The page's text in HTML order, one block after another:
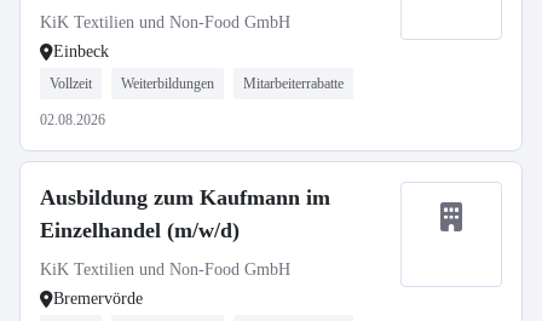
KiK Textilien und Non-Food GmbH
Einbeck
Vollzeit Weiterbildungen Mitarbeiterrabatte
02.08.2026
Ausbildung zum Kaufmann im
Einzelhandel (m/w/d)
KiK Textilien und Non-Food GmbH
Bremervörde